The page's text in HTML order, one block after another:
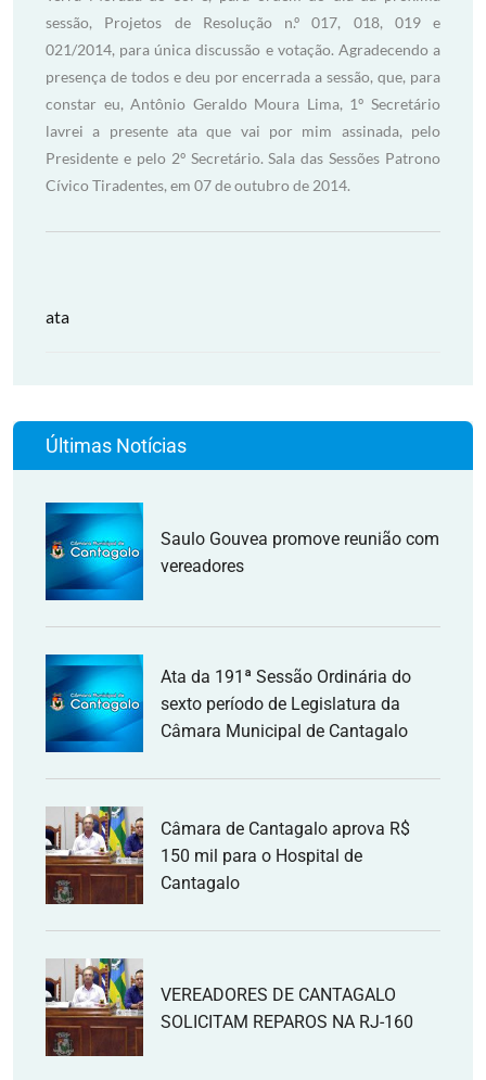
sessão, Projetos de Resolução n.º 017, 018, 019 e
021/2014, para única discussão e votação. Agradecendo a
presença de todos e deu por encerrada a sessão, que, para
constar eu, Antônio Geraldo Moura Lima, 1º Secretário
lavrei a presente ata que vai por mim assinada, pelo
Presidente e pelo 2º Secretário. Sala das Sessões Patrono
Cívico Tiradentes, em 07 de outubro de 2014.
ata
Últimas Notícias
Saulo Gouvea promove reunião com
vereadores
Ata da 191ª Sessão Ordinária do
sexto período de Legislatura da
Câmara Municipal de Cantagalo
Câmara de Cantagalo aprova R$
150 mil para o Hospital de
Cantagalo
VEREADORES DE CANTAGALO
SOLICITAM REPAROS NA RJ-160